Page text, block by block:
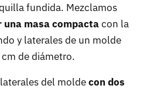
fundida. Mezclamos
masa compactacon la
y laterales de un molde
de diámetro.
del moldecon dos